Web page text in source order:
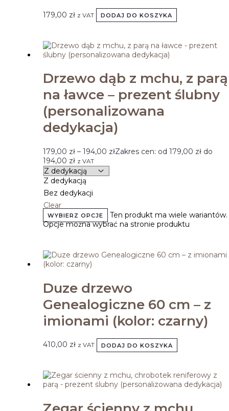
179,00 zł z VAT DODAJ DO KOSZYKA
Drzewo dąb z mchu, z parą
na ławce – prezent ślubny
(personalizowana
dedykacja)
179,00 zł – 194,00 złZakres cen: od 179,00 zł do
194,00 zł z VAT
Z dedykacją
Bez dedykacji
Clear
WYBIERZ OPCJE
Ten produkt ma wiele wariantów.
Opcje można wybrać na stronie produktu
Duze drzewo
Genealogiczne 60 cm – z
imionami (kolor: czarny)
410,00 zł z VAT DODAJ DO KOSZYKA